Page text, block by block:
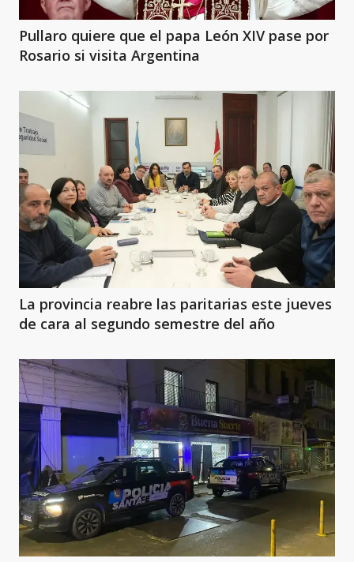
Pullaro quiere que el papa León XIV pase por
Rosario si visita Argentina
La provincia reabre las paritarias este jueves
de cara al segundo semestre del año